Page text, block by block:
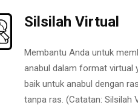
Silsilah Virtual
Membantu Anda untuk
anabul dalam format virtual
baik untuk anabul dengan
tanpa ras. (Catatan: Silsilah